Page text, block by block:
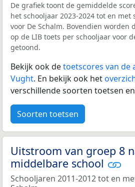
De grafiek toont de gemiddelde
het schooljaar 2023-2024 tot en met
voor De Schalm. Bovendien worden
op de LIB toets per schooljaar voor
getoond.
Bekijk ook detoetscores van de
Vught. En bekijk ook het
verschillende soorten toetsen
Soorten toetsen
Uitstroom van groep 8
middelbare school
Schooljaren 2011-2012 tot en